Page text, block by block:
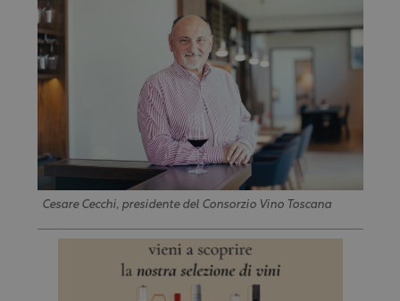
Cesare Cecchi, presidente del Consorzio Vino Toscana